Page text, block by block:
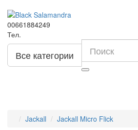
00661884249
Тел.
Все категории
Jackall Jackall Micro Flick